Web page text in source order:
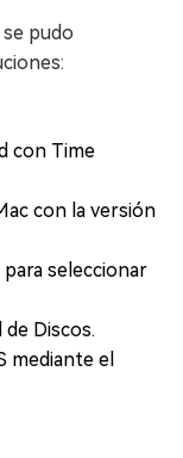
pudo
con Time
con la versión
seleccionar
de Discos.
mediante el